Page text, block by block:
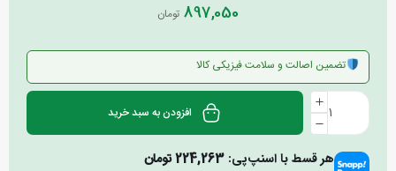
897,050 تومان
تضمین اصالت و سلامت فیزیکی کالا
افزودن به سبد خرید
هر قسط با اسنپ‌پی: 224,263تومان